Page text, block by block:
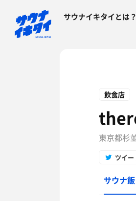
サウナイキタイとは？
飲食店
東京都杉
ツイー
サウナ飯